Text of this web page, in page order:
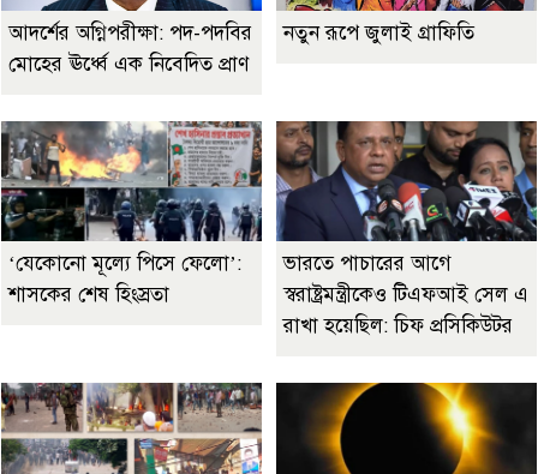
আদর্শের অগ্নিপরীক্ষা: পদ-পদবির
মোহের ঊর্ধ্বে এক নিবেদিত প্রাণ
নতুন রূপে জুলাই গ্রাফিতি
‘যেকোনো মূল্যে পিসে ফেলো’:
শাসকের শেষ হিংস্রতা
ভারতে পাচারের আগে
স্বরাষ্ট্রমন্ত্রীকেও টিএফআই সেল এ
রাখা হয়েছিল: চিফ প্রসিকিউটর